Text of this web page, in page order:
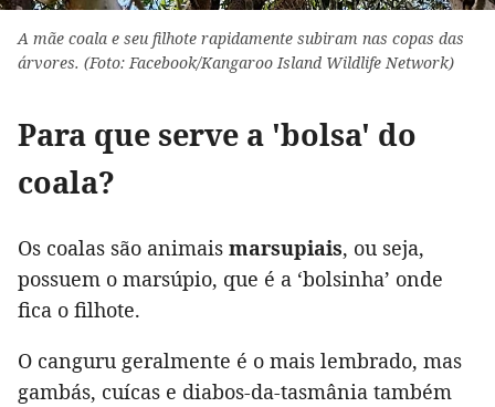
A mãe coala e seu filhote rapidamente subiram nas copas das
árvores. (Foto: Facebook/Kangaroo Island Wildlife Network)
Para que serve a 'bolsa' do
coala?
Os coalas são animais marsupiais, ou seja,
possuem o marsúpio, que é a ‘bolsinha’ onde
fica o filhote.
O canguru geralmente é o mais lembrado, mas
gambás, cuícas e diabos-da-tasmânia também